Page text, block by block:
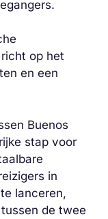
op het
en een
Buenos
stap voor
in
lanceren,
de twee